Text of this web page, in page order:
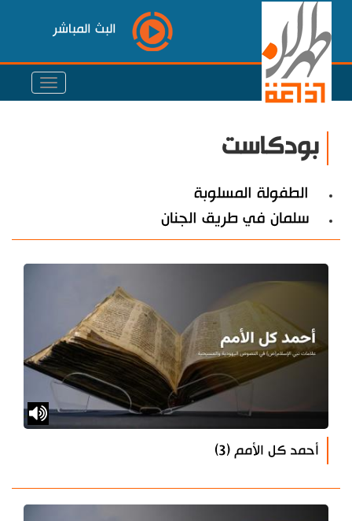
البث المباشر
بودكاست
الطفولة المسلوبة
سلمان في طريق الجنان
أحمد كل الأمم (3)